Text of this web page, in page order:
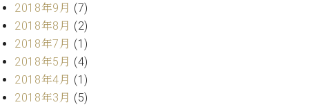
ェ
ッ
シ
ョ
ナ
ル
本
社
：
八
王
子
・
2018年9月 (7)
2018年8月 (2)
2018年7月 (1)
2018年5月 (4)
2018年4月 (1)
2018年3月 (5)